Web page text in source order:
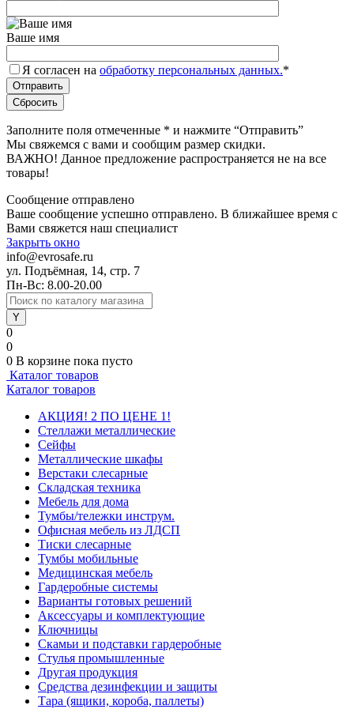
Ваше имя
Я согласен на обработку персональных данных.*
Заполните поля отмеченные * и нажмите “Отправить”
Мы свяжемся с вами и сообщим размер скидки.
ВАЖНО! Данное предложение распространяется не на все
товары!
Сообщение отправлено
Ваше сообщение успешно отправлено. В ближайшее время с
Вами свяжется наш специалист
Закрыть окно
info@evrosafe.ru
ул. Подъёмная, 14, стр. 7
Пн-Вс: 8.00-20.00
0
0
0 В корзине пока пусто
Каталог товаров
Каталог товаров
АКЦИЯ! 2 ПО ЦЕНЕ 1!
Стеллажи металлические
Сейфы
Металлические шкафы
Верстаки слесарные
Складская техника
Мебель для дома
Тумбы/тележки инструм.
Офисная мебель из ЛДСП
Тиски слесарные
Тумбы мобильные
Медицинская мебель
Гардеробные системы
Варианты готовых решений
Аксессуары и комплектующие
Ключницы
Скамьи и подставки гардеробные
Стулья промышленные
Другая продукция
Средства дезинфекции и защиты
Тара (ящики, короба, паллеты)